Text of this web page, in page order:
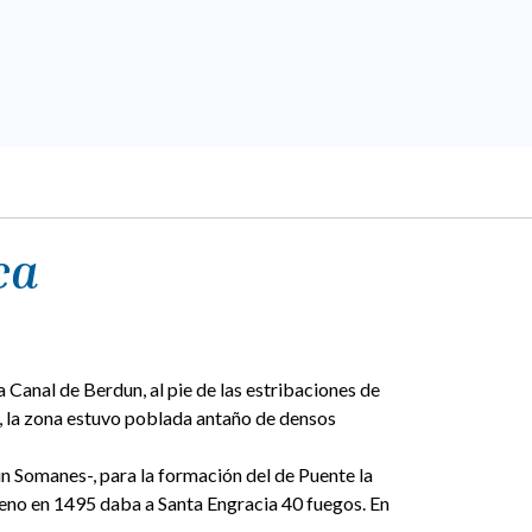
de Berdun, al pie de las estribaciones de
zona estuvo poblada antaño de densos
, para la formación del de Puente la
en 1495 daba a Santa Engracia 40 fuegos. En